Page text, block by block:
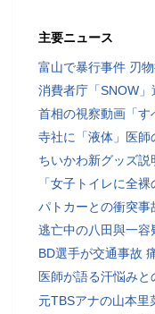
主要ニュース
富山で暴行事件 刃
消費者庁「SNOW
首相の視察動画「す
寺社に「液体」医師
ちいかわ新グッズ説
「女子トイレに全
パトカーとの衝突事
逃亡中の八田與一容
BD選手が交通事故
医師が語る汗悩み
元TBSアナの山本里